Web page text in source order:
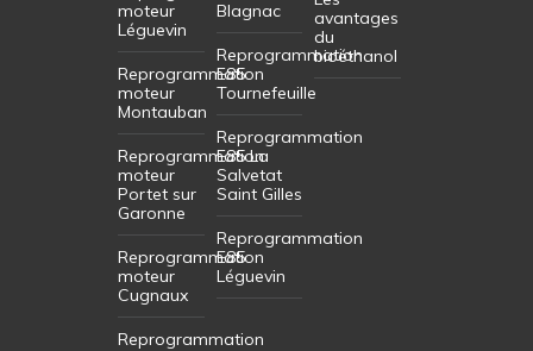
moteur
Léguevin
Reprogrammation
moteur
Montauban
Reprogrammation
moteur
Portet sur
Garonne
Reprogrammation
moteur
Cugnaux
Reprogrammation
Blagnac
Reprogrammation
E85
Tournefeuille
Reprogrammation
E85 La
Salvetat
Saint Gilles
Reprogrammation
E85
Léguevin
avantages
du
bioéthanol